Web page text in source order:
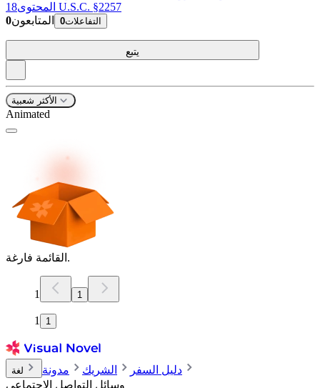
المحتوى 18 U.S.C. §2257
0المتابعون 0التفاعلات
يتبع
الأكثر شعبية
Animated
القائمة فارغة.
1 1
1 1
لغة دليل السفر الشريك
مدونة
وسائل التواصل الاجتماعي